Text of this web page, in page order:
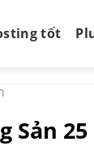
tốt
Sản 25